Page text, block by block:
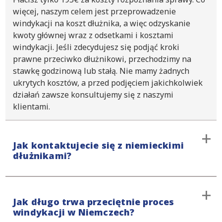
więcej, naszym celem jest przeprowadzenie
windykacji na koszt dłużnika, a więc odzyskanie
kwoty głównej wraz z odsetkami i kosztami
windykacji. Jeśli zdecydujesz się podjąć kroki
prawne przeciwko dłużnikowi, przechodzimy na
stawkę godzinową lub stałą. Nie mamy żadnych
ukrytych kosztów, a przed podjęciem jakichkolwiek
działań zawsze konsultujemy się z naszymi
klientami.
Jak kontaktujecie się z niemieckimi
dłużnikami?
wstępne wezwanie do zapłaty i poprzez rozmowę
telefoniczną. Co najważniejsze, nasi niemieccy
Jak długo trwa przeciętnie proces
windykacji w Niemczech?